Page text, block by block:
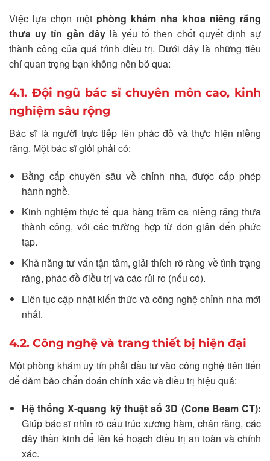
Việc lựa chọn một phòng khám nha khoa niềng răng
thưa uy tín gần đâylà yếu tố then chốt quyết định sự
thành công của quá trình điều trị. Dưới đây là những tiêu
chí quan trọng bạn không nên bỏ qua:
4.1. Đội ngũ bác sĩ chuyên môn cao, kinh
nghiệm sâu rộng
Bác sĩ là người trực tiếp lên phác đồ và thực hiện niềng
răng. Một bác sĩ giỏi phải có:
Bằng cấp chuyên sâu về chỉnh nha, được cấp phép
hành nghề.
Kinh nghiệm thực tế qua hàng trăm ca niềng răng thưa
thành công, với các trường hợp từ đơn giản đến phức
tạp.
Khả năng tư vấn tận tâm, giải thích rõ ràng về tình trạng
răng, phác đồ điều trị và các rủi ro (nếu có).
Liên tục cập nhật kiến thức và công nghệ chỉnh nha mới
nhất.
4.2. Công nghệ và trang thiết bị hiện đại
Một phòng khám uy tín phải đầu tư vào công nghệ tiên tiến
để đảm bảo chẩn đoán chính xác và điều trị hiệu quả:
Hệ thống X-quang kỹ thuật số 3D (Cone Beam CT):
Giúp bác sĩ nhìn rõ cấu trúc xương hàm, chân răng, các
dây thần kinh để lên kế hoạch điều trị an toàn và chính
xác.